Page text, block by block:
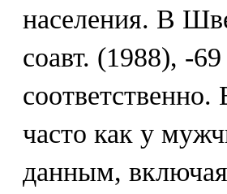
населения. В
соавт. (1988), -
соответственно.
часто как у
данным,